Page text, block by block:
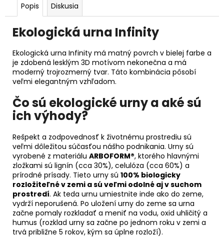
Popis Diskusia
Ekologická urna Infinity
Ekologická urna Infinity má matný povrch v bielej farbe a
je zdobená lesklým 3D motívom nekonečna a má
moderný trojrozmerný tvar. Táto kombinácia pôsobí
veľmi elegantným vzhľadom.
Čo sú ekologické urny a aké sú
ich výhody?
Rešpekt a zodpovednosť k životnému prostrediu sú
veľmi dôležitou súčasťou nášho podnikania. Urny sú
vyrobené z materiálu ARBOFORM®, ktorého hlavnými
zložkami sú lignín (cca 30%), celulóza (cca 60%) a
prírodné prísady. Tieto urny sú 100% biologicky
rozložiteľné v zemi a sú veľmi odolné aj v suchom
prostredí. Ak teda urnu umiestnite inde ako do zeme,
vydrží neporušená. Po uložení urny do zeme sa urna
začne pomaly rozkladať a meniť na vodu, oxid uhličitý a
humus (rozklad urny sa začne po jednom roku v zemi a
trvá približne 5 rokov, kým sa úplne rozloží).